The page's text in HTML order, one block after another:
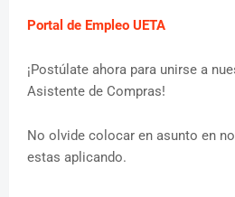
Portal de Empleo UETA
¡Postúlate ahora para unirse a
Asistente de Compras!
No olvide colocar en asunto en
estas aplicando.